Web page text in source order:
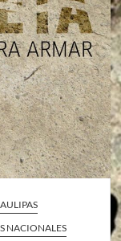
NACIONALES